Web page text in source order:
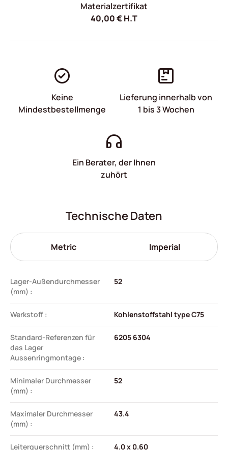
Materialzertifikat
40,00€H.T
Keine
Mindestbestellmenge
Lieferung innerhalb von
1 bis 3 Wochen
Ein Berater, der Ihnen
zuhört
Technische Daten
Metric Imperial
Lager-Außendurchmesser
(mm) :
52
Werkstoff : Kohlenstoffstahl type C75
Standard-Referenzen für
das Lager
Aussenringmontage :
6205 6304
Minimaler Durchmesser
(mm) :
52
Maximaler Durchmesser
(mm) :
43.4
Leiterquerschnitt (mm) : 4.0 x 0.60